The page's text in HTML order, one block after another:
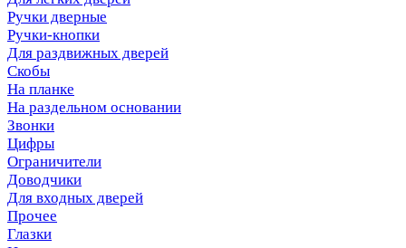
Ручки дверные
Ручки-кнопки
Для раздвижных дверей
Скобы
На планке
На раздельном основании
Звонки
Цифры
Ограничители
Доводчики
Для входных дверей
Прочее
Глазки